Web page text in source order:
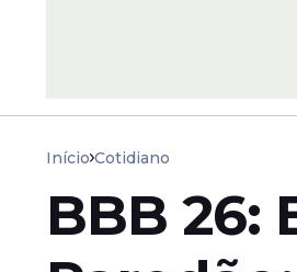
Início Cotidiano
BBB 26: